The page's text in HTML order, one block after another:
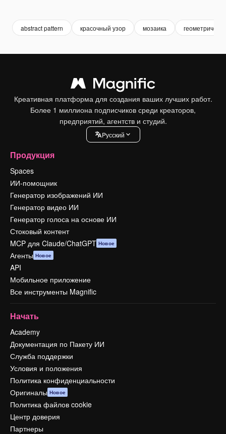
abstract pattern красочный узор мозаика
Креативная платформа для создания ваших лучших работ.
Более 1 миллиона подписчиков среди креаторов,
предприятий, агентств и студий.
Pусский
Продукция
Spaces
ИИ-помощник
Генератор изображений ИИ
Генератор видео ИИ
Генератор голоса на основе ИИ
Стоковый контент
MCP для Claude/ChatGPT Новое
Агенты Новое
API
Мобильное приложение
Все инструменты Magnific
Начать
Academy
Документация по Пакету ИИ
Служба поддержки
Условия и положения
Политика конфиденциальности
Оригиналы Новое
Политика файлов cookie
Центр доверия
Партнеры